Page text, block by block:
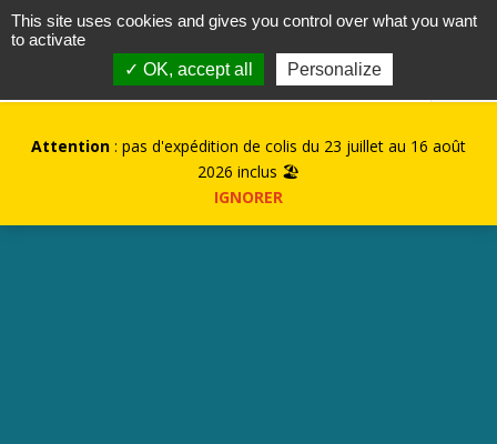
contact@kurioz.org
Attention : pas d'expédition de colis du 23 juillet au 16 août
2026 inclus 🏖️
IGNORER
This site uses cookies and gives you control over what you want
to activate
✓ OK, accept all
Personalize